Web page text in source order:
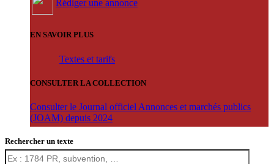
Rédiger une annonce
EN SAVOIR PLUS
Textes et tarifs
CONSULTER LA COLLECTION
Consulter le Journal officiel Annonces et marchés publics
(JOAM) depuis 2024
Rechercher un texte